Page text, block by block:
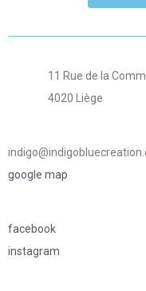
11 Rue de la
4020 Liège
google map
facebook
instagram